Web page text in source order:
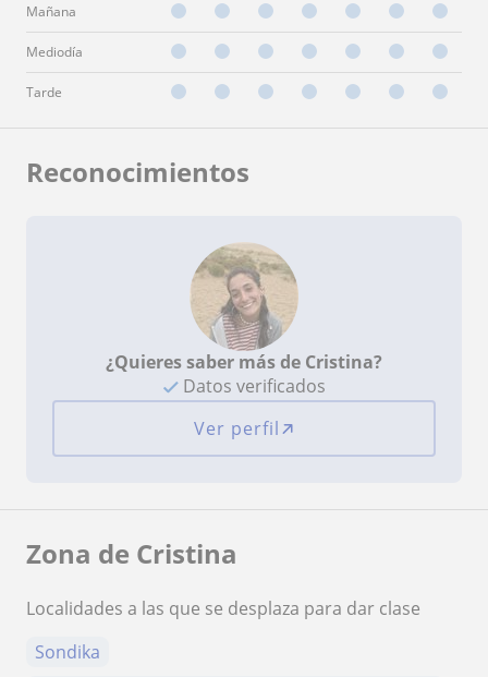
Mañana
Mediodía
Tarde
Reconocimientos
¿Quieres saber más de Cristina?
Datos verificados
Ver perfil
Zona de Cristina
Localidades a las que se desplaza para dar clase
Sondika